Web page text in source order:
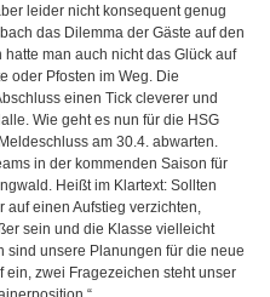
leider nicht konsequent genug
das Dilemma der Gäste auf den
man auch nicht das Glück auf
oder Pfosten im Weg. Die
einen Tick cleverer und
Wie geht es nun für die HSG
am 30.4. abwarten.
in der kommenden Saison für
Heißt im Klartext: Sollten
auf einen Aufstieg verzichten,
sein und die Klasse vielleicht
sind unsere Planungen für die neue
zwei Fragezeichen steht unser